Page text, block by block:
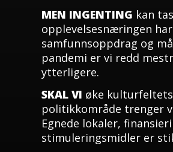
MEN INGENTING kan
opplevelsesnæringen
samfunnsoppdrag og
pandemi er vi redd
ytterligere.
SKAL VI øke
politikkområde trenger
Egnede lokaler,
stimuleringsmidler er